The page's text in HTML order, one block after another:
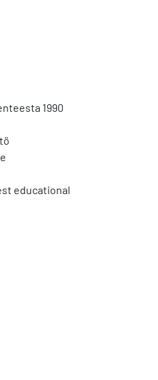
1990